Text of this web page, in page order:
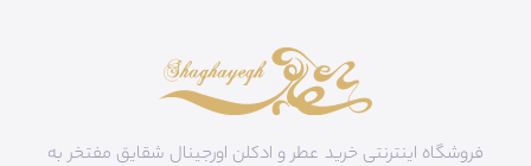
فروشگاه اینترنتی خرید عطر و ادکلن اورجینال شقایق مفتخر به